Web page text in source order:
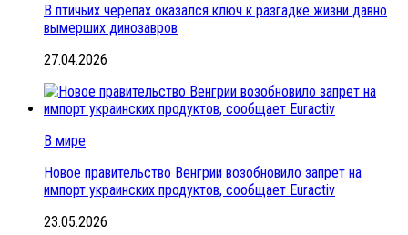
В птичьих черепах оказался ключ к разгадке жизни давно
вымерших динозавров
27.04.2026
В мире
Новое правительство Венгрии возобновило запрет на
импорт украинских продуктов, сообщает Euractiv
23.05.2026